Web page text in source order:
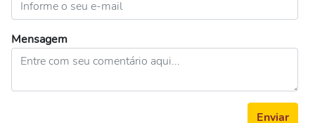
Mensagem
Enviar